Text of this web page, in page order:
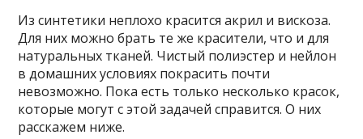
Из синтетики неплохо красится акрил и вискоза.
Для них можно брать те же красители, что и для
натуральных тканей. Чистый полиэстер и нейлон
в домашних условиях покрасить почти
невозможно. Пока есть только несколько красок,
которые могут с этой задачей справится. О них
расскажем ниже.